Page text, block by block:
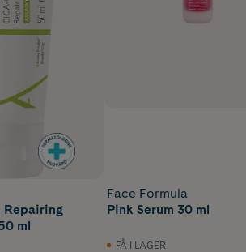
Repairing
ml
Face Formula
Pink Serum 30 ml
FÅ I LAGER